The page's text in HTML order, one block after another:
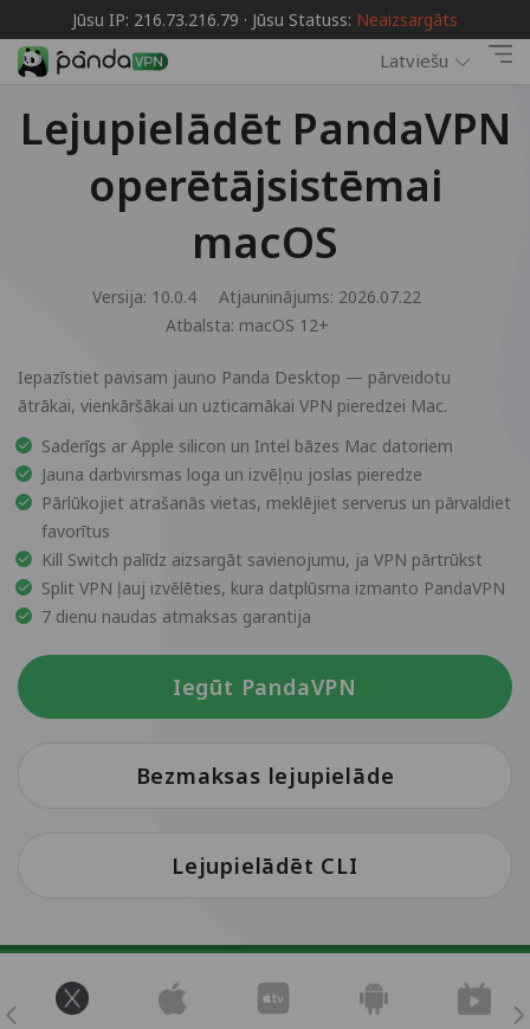
Jūsu IP: 216.73.216.79 · Jūsu Statuss: Neaizsargāts
Latviešu
Lejupielādēt PandaVPN
operētājsistēmai
macOS
Versija: 10.0.4
Atjauninājums: 2026.07.22
Atbalsta: macOS 12+
Iepazīstiet pavisam jauno Panda Desktop — pārveidotu
ātrākai, vienkāršākai un uzticamākai VPN pieredzei Mac.
Saderīgs ar Apple silicon un Intel bāzes Mac datoriem
Jauna darbvirsmas loga un izvēļņu joslas pieredze
Pārlūkojiet atrašanās vietas, meklējiet serverus un pārvaldiet
favorītus
Kill Switch palīdz aizsargāt savienojumu, ja VPN pārtrūkst
Split VPN ļauj izvēlēties, kura datplūsma izmanto PandaVPN
7 dienu naudas atmaksas garantija
Iegūt PandaVPN
Bezmaksas lejupielāde
Lejupielādēt CLI